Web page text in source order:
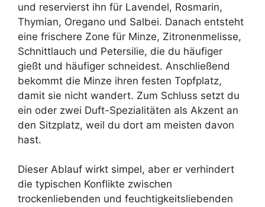
und reservierst ihn für Lavendel, Rosmarin,
Thymian, Oregano und Salbei. Danach entsteht
eine frischere Zone für Minze, Zitronenmelisse,
Schnittlauch und Petersilie, die du häufiger
gießt und häufiger schneidest. Anschließend
bekommt die Minze ihren festen Topfplatz,
damit sie nicht wandert. Zum Schluss setzt du
ein oder zwei Duft-Spezialitäten als Akzent an
den Sitzplatz, weil du dort am meisten davon
hast.
Dieser Ablauf wirkt simpel, aber er verhindert
die typischen Konflikte zwischen
trockenliebenden und feuchtigkeitsliebenden